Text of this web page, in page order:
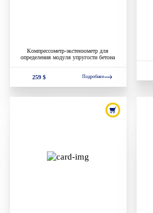
Компрессометр-экстензометр для
определения модуля упругости бетона
259 $ Подробнее